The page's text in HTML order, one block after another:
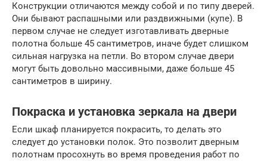
Конструкции отличаются между собой и по типу дверей.
Они бывают распашными или раздвижными (купе). В
первом случае не следует изготавливать дверные
полотна больше 45 сантиметров, иначе будет слишком
сильная нагрузка на петли. Во втором случае двери
могут быть довольно массивными, даже больше 45
сантиметров в ширину.
Покраска и установка зеркала на двери
Если шкаф планируется покрасить, то делать это
следует до установки полок. Это позволит дверным
полотнам просохнуть во время проведения работ по